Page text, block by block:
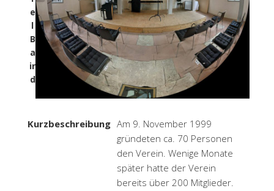
e
l
B
a
ir
d
Kurzbeschreibung Am 9. November 1999
gründeten ca. 70 Personen
den Verein. Wenige Monate
später hatte der Verein
bereits über 200 Mitglieder.